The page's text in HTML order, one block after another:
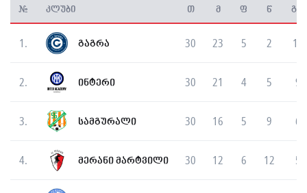
# კლუბი თ მ ფ წ
1. გაგრა 30 23 5 2
2. ინტერი 30 21 4 5 94
3. სამგურალი 30 16 5 9 63
4. მერანი მარტვილი 30 12 6 12 56